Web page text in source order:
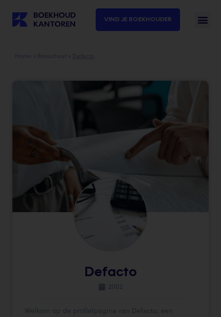
VIND JE BOEKHOUDER
Defacto
2002
Welkom op de profielpagina van Defacto, een